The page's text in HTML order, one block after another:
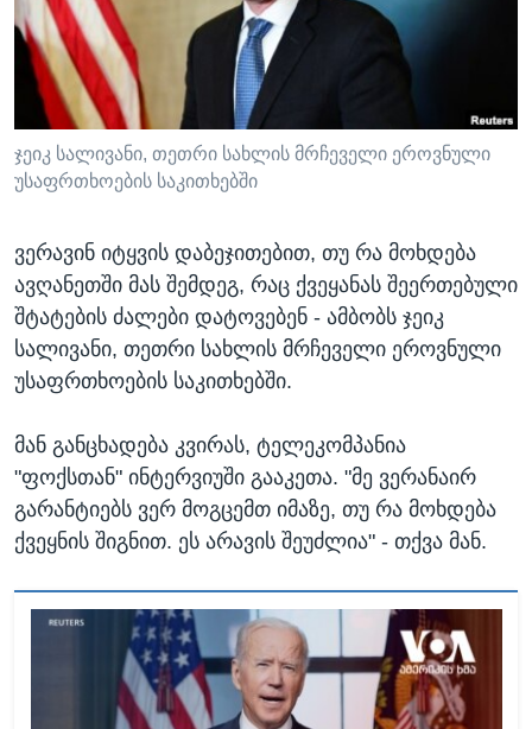
ᲡᲢᲣᲓᲘᲐ ᲕᲐᲨᲘᲜᲒᲢᲝᲜᲘ
ᲔᲙᲝᲜᲝᲛᲘᲙᲐ
ᲯᲐᲜᲛᲠᲗᲔᲚᲝᲑᲐ
ᲛᲔᲪᲜᲘᲔᲠᲔᲑᲐ
ᲘᲜᲢᲔᲠᲕᲘᲣ
ᲙᲣᲚᲢᲣᲠᲐ
ᲓᲔᲖᲘᲜᲤᲝᲠᲛᲐᲪᲘᲐ
Learning English
ᲗᲕᲐᲚᲘ ᲒᲕᲐᲓᲔᲕᲜᲔᲗ
ჯეიკ სალივანი, თეთრი სახლის მრჩეველი ეროვნული
უსაფრთხოების საკითხებში
ვერავინ იტყვის დაბეჯითებით, თუ რა მოხდება
ავღანეთში მას შემდეგ, რაც ქვეყანას შეერთებული
შტატების ძალები დატოვებენ - ამბობს ჯეიკ
სალივანი, თეთრი სახლის მრჩეველი ეროვნული
უსაფრთხოების საკითხებში.
მან განცხადება კვირას, ტელეკომპანია
"ფოქსთან" ინტერვიუში გააკეთა. "მე ვერანაირ
გარანტიებს ვერ მოგცემთ იმაზე, თუ რა მოხდება
ქვეყნის შიგნით. ეს არავის შეუძლია" - თქვა მან.